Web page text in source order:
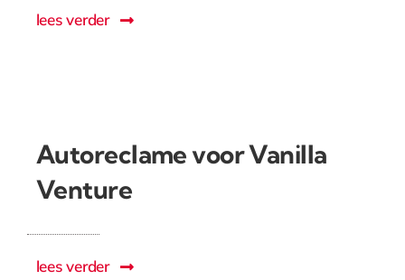
lees verder
Autoreclame voor Vanilla
Venture
lees verder